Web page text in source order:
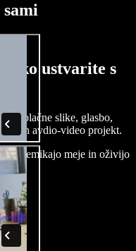
ustvarite s
slike, glasbo,
avdio-video projekt.
premikajo meje in oživijo